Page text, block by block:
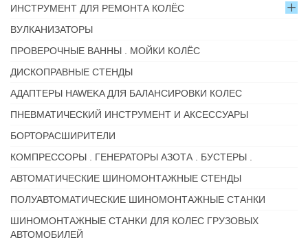
ИНСТРУМЕНТ ДЛЯ РЕМОНТА КОЛЁС
ВУЛКАНИЗАТОРЫ
ПРОВЕРОЧНЫЕ ВАННЫ . МОЙКИ КОЛЁС
ДИСКОПРАВНЫЕ СТЕНДЫ
АДАПТЕРЫ HAWEKA ДЛЯ БАЛАНСИРОВКИ КОЛЕС
ПНЕВМАТИЧЕСКИЙ ИНСТРУМЕНТ И АКСЕССУАРЫ
БОРТОРАСШИРИТЕЛИ
КОМПРЕССОРЫ . ГЕНЕРАТОРЫ АЗОТА . БУСТЕРЫ .
АВТОМАТИЧЕСКИЕ ШИНОМОНТАЖНЫЕ СТЕНДЫ
ПОЛУАВТОМАТИЧЕСКИЕ ШИНОМОНТАЖНЫЕ СТАНКИ
ШИНОМОНТАЖНЫЕ СТАНКИ ДЛЯ КОЛЕС ГРУЗОВЫХ
АВТОМОБИЛЕЙ